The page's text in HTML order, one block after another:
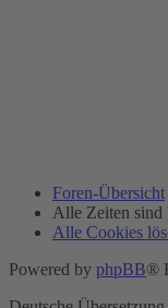
Foren-Übersicht
Alle Zeiten sind
Alle Cookies
Powered by phpBB®